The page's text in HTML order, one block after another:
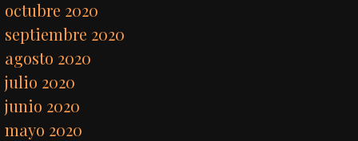
octubre 2020
septiembre 2020
agosto 2020
julio 2020
junio 2020
mayo 2020